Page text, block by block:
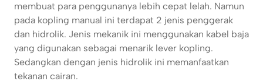
membuat para penggunanya lebih cepat lelah. Namun
pada kopling manual ini terdapat 2 jenis penggerak
dan hidrolik. Jenis mekanik ini menggunakan kabel baja
yang digunakan sebagai menarik lever kopling.
Sedangkan dengan jenis hidrolik ini memanfaatkan
tekanan cairan.